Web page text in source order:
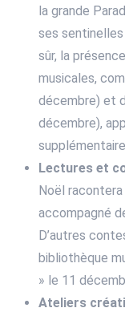
la grande
ses
sûr, la
musicales,
décembre) et
décembre),
Lectures et
Noël
accompagné
D’autres
bibliothèque
» le 11
Ateliers